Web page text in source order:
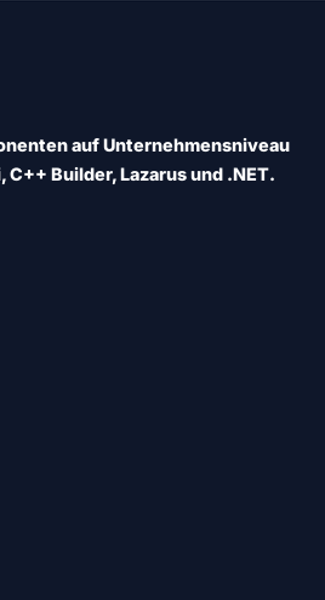
auf Unternehmensniveau
Builder, Lazarus und .NET.